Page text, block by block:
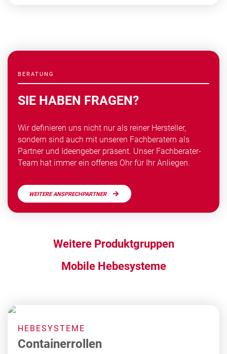
BERATUNG
SIE HABEN FRAGEN?
Wir defi­nie­ren uns nicht nur als rei­ner Hersteller,
sondern sind auch mit un­se­ren Fachbe­ra­tern als
Partner und Ide­engeber präsent. Un­ser Fachbe­ra­ter-
Team hat immer ein offenes Ohr für Ihr Anliegen.
WEITERE ANSPRECHPARTNER
Weitere Produktgruppen
Mobile Hebesysteme
HEBESYSTEME
Containerrollen